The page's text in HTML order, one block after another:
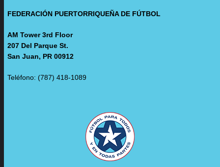
FEDERACIÓN PUERTORRIQUEÑA DE FÚTBOL
AM Tower 3rd Floor
207 Del Parque St.
San Juan, PR 00912
Teléfono: (787) 418-1089